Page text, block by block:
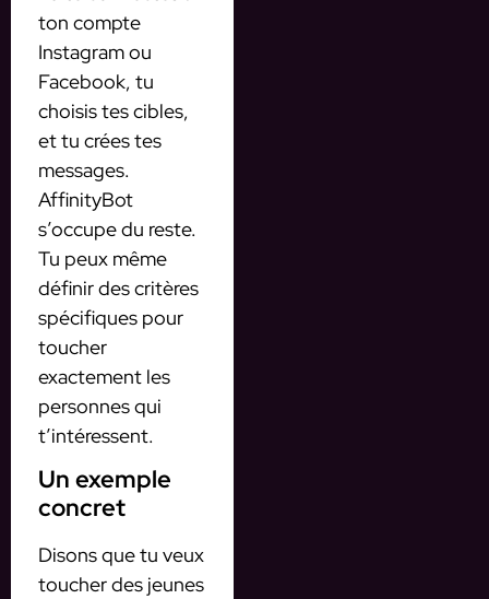
ton compte
Instagram ou
Facebook, tu
choisis tes cibles,
et tu crées tes
messages.
AffinityBot
s’occupe du reste.
Tu peux même
définir des critères
spécifiques pour
toucher
exactement les
personnes qui
t’intéressent.
Un exemple
concret
Disons que tu veux
toucher des jeunes